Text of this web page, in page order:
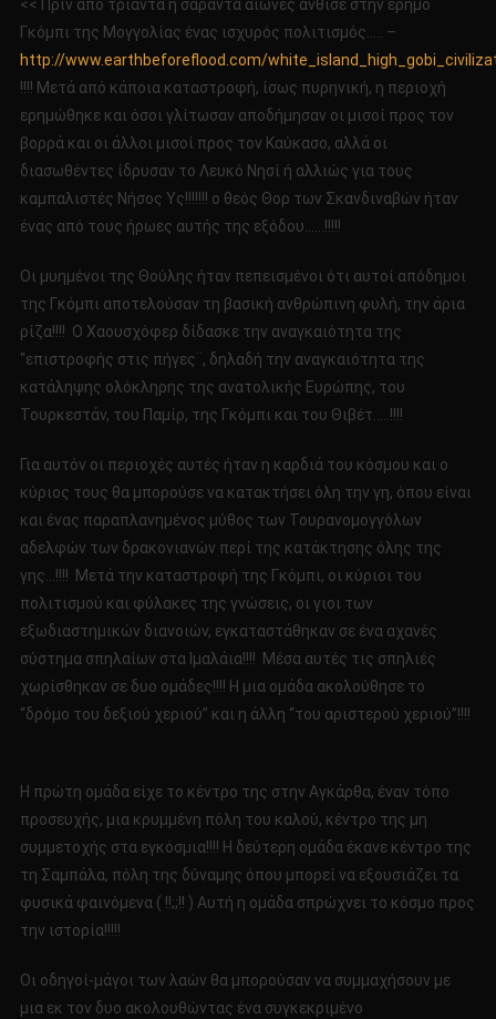
<< Πριν από τριάντα ή σαράντα αιώνες άνθισε στην έρημο
Γκόμπι της Μογγολίας ένας ισχυρός πολιτισμός….. –
http://www.earthbeforeflood.com/
!!!! Μετά από κάποια καταστροφή, ίσως πυρηνική, η περιοχή
ερημώθηκε και όσοι γλίτωσαν αποδήμησαν οι μισοί προς τον
βορρά και οι άλλοι μισοί προς τον Καύκασο, αλλά οι
διασωθέντες ίδρυσαν το Λευκό Νησί ή αλλιώς για τους
καμπαλιστές Νήσος Υς!!!!!!! ο θεός Θορ των Σκανδιναβών ήταν
ένας από τους ήρωες αυτής της εξόδου……!!!!!
Οι μυημένοι της Θούλης ήταν πεπεισμένοι ότι αυτοί απόδημοι
της Γκόμπι αποτελούσαν τη βασική ανθρώπινη φυλή, την άρια
ρίζα!!!! Ο Χαουσχόφερ δίδασκε την αναγκαιότητα της
“επιστροφής στις πήγες¨, δηλαδή την αναγκαιότητα της
κατάληψης ολόκληρης της ανατολικής Ευρώπης, του
Τουρκεστάν, του Παμίρ, της Γκόμπι και του Θιβέτ…..!!!!
Για αυτόν οι περιοχές αυτές ήταν η καρδιά του κόσμου και ο
κύριος τους θα μπορούσε να κατακτήσει όλη την γη, όπου είναι
και ένας παραπλανημένος μύθος των Τουρανομογγόλων
αδελφών των δρακονιανών περί της κατάκτησης όλης της
γης…!!!! Μετά την καταστροφή της Γκόμπι, οι κύριοι του
πολιτισμού και φύλακες της γνώσεις, οι γιοι των
εξωδιαστημικών διανοιών, εγκαταστάθηκαν σε ένα αχανές
σύστημα σπηλαίων στα Ιμαλάια!!!! Μέσα αυτές τις σπηλιές
χωρίσθηκαν σε δυο ομάδες!!!! Η μια ομάδα ακολούθησε το
“δρόμο του δεξιού χεριού” και η άλλη “του αριστερού χεριού”!!!!
Η πρώτη ομάδα είχε το κέντρο της στην Αγκάρθα, έναν τόπο
προσευχής, μια κρυμμένη πόλη του καλού, κέντρο της μη
συμμετοχής στα εγκόσμια!!!! Η δεύτερη ομάδα έκανε κέντρο της
τη Σαμπάλα, πόλη της δύναμης όπου μπορεί να εξουσιάζει τα
φυσικά φαινόμενα ( !!;;!! ) Αυτή η ομάδα σπρώχνει το κόσμο προς
την ιστορία!!!!!
Οι οδηγοί-μάγοι των λαών θα μπορούσαν να συμμαχήσουν με
μια εκ τον δυο ακολουθώντας ένα συγκεκριμένο